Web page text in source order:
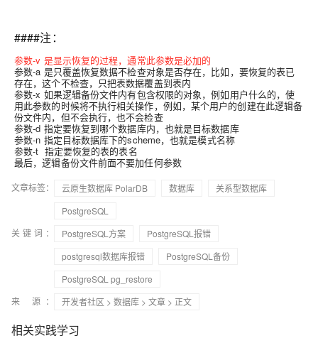
####注：
参数-v 是显示恢复的过程，通常此参数是必加的
参数-a 是只覆盖恢复数据不检查对象是否存在，比如，要恢复的表已
存在，这个不检查，只把表数据覆盖到表内
参数-x 如果逻辑备份文件内有包含权限的对象，例如用户什么的，使
用此参数的时候将不执行相关操作，例如，某个用户的创建在此逻辑备
份文件内，但不会执行，也不会检查
参数-d 指定要恢复到哪个数据库内，也就是目标数据库
参数-n 指定目标数据库下的scheme，也就是模式名称
参数-t 指定要恢复的表的表名
最后，逻辑备份文件前面不要加任何参数
文章标签： 云原生数据库 PolarDB 数据库
关系型数据库
PostgreSQL
关键词：
PostgreSQL方案
PostgreSQL报错
postgresql数据库报错
PostgreSQL备份
PostgreSQL pg_restore
来 源：
开发者社区 > 数据库 > 文章 > 正文
相关实践学习